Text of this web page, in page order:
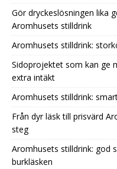
Gör dryckeslösningen lika
Aromhusets stilldrink
Aromhusets stilldrink:
Sidoprojektet som kan ge
extra intäkt
Aromhusets stilldrink:
Från dyr läsk till prisvärd
steg
Aromhusets stilldrink: god
burkläsken